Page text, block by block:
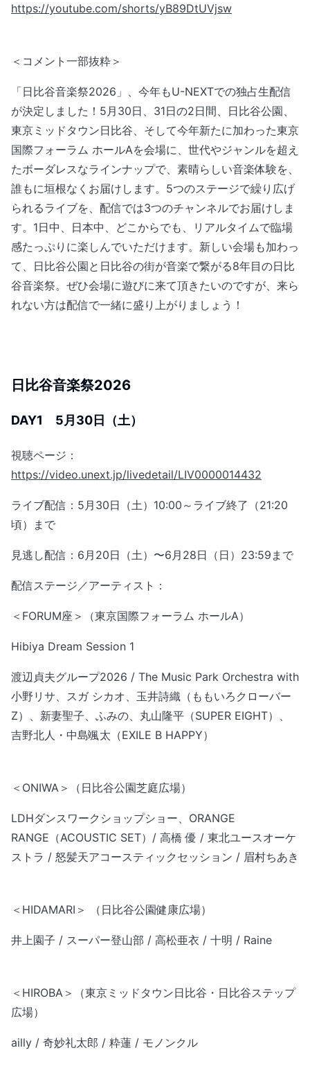
https://youtube.com/shorts/yB89DtUVjsw
＜コメント一部抜粋＞
「日比谷音楽祭2026」、今年もU-NEXTでの独占生配信
が決定しました！5月30日、31日の2日間、日比谷公園、
東京ミッドタウン日比谷、そして今年新たに加わった東京
国際フォーラム ホールAを会場に、世代やジャンルを超え
たボーダレスなラインナップで、素晴らしい音楽体験を、
誰もに垣根なくお届けします。5つのステージで繰り広げ
られるライブを、配信では3つのチャンネルでお届けしま
す。1日中、日本中、どこからでも、リアルタイムで臨場
感たっぷりに楽しんでいただけます。新しい会場も加わっ
て、日比谷公園と日比谷の街が音楽で繋がる8年目の日比
谷音楽祭。ぜひ会場に遊びに来て頂きたいのですが、来ら
れない方は配信で一緒に盛り上がりましょう！
日比谷音楽祭2026
DAY1 5月30日（土）
視聴ページ：
https://video.unext.jp/livedetail/LIV0000014432
ライブ配信：5月30日（土）10:00～ライブ終了（21:20
頃）まで
見逃し配信：6月20日（土）〜6月28日（日）23:59まで
配信ステージ／アーティスト：
＜FORUM座＞（東京国際フォーラム ホールA）
Hibiya Dream Session 1
渡辺貞夫グループ2026 / The Music Park Orchestra with
小野リサ、スガ シカオ、玉井詩織（ももいろクローバー
Z）、新妻聖子、ふみの、丸山隆平（SUPER EIGHT）、
吉野北人・中島颯太（EXILE B HAPPY）
＜ONIWA＞（日比谷公園芝庭広場）
LDHダンスワークショップショー、ORANGE
RANGE（ACOUSTIC SET）/ 高橋 優 / 東北ユースオーケ
ストラ / 怒髪天アコースティックセッション / 眉村ちあき
＜HIDAMARI＞ （日比谷公園健康広場）
井上園子 / スーパー登山部 / 高松亜衣 / 十明 / Raine
＜HIROBA＞（東京ミッドタウン日比谷・日比谷ステップ
広場）
ailly / 奇妙礼太郎 / 粋蓮 / モノンクル